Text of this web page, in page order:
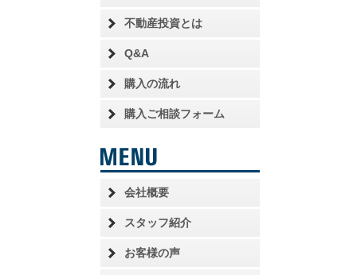
不動産投資とは
Q&A
購入の流れ
購入ご相談フォーム
会社概要
スタッフ紹介
お客様の声